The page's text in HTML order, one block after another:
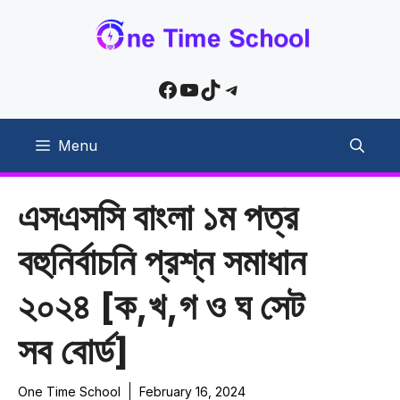
Facebook
YouTube
TikTokTelegram
Menu
এসএসসি বাংলা ১ম পত্র
বহুনির্বাচনি প্রশ্ন সমাধান
২০২৪ [ক,খ,গ ও ঘ সেট
সব বোর্ড]
One Time School February 16, 2024